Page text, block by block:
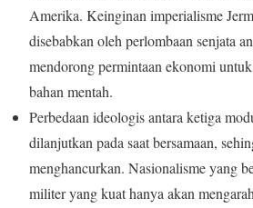
Amerika. Keinginan imperialisme
disebabkan oleh perlombaan senjata
mendorong permintaan ekonomi
bahan mentah.
Perbedaan ideologis antara ketiga
dilanjutkan pada saat bersamaan,
menghancurkan. Nasionalisme yang
militer yang kuat hanya akan